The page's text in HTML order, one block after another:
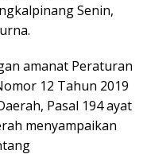
Senin,
amanat Peraturan
12 Tahun 2019
Pasal 194 ayat
menyampaikan